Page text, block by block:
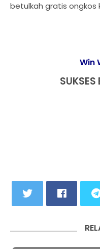
betulkah gratis ongkos
Win
SUKSES